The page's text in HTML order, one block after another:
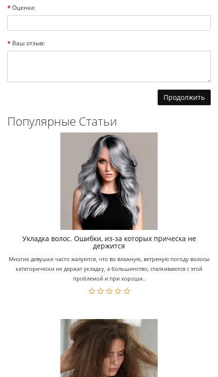
Оценка:
Ваш отзыв:
Продолжить
Популярные Статьи
Укладка волос. Ошибки, из-за которых прическа не
держится
Многие девушки часто жалуются, что во влажную, ветреную погоду волосы
категорически не держат укладку, а большинство, сталкиваются с этой
проблемой и при хороши..